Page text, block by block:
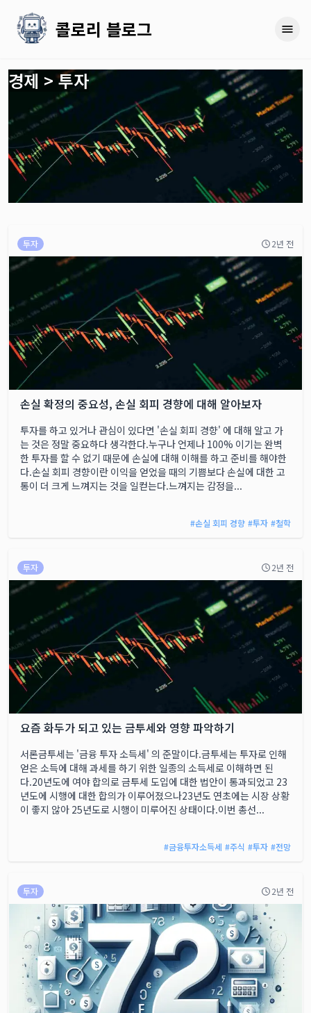
콜로리 블로그
경제 >투자
투자 2년 전
손실 확정의 중요성, 손실 회피 경향에 대해 알아보자
투자를 하고 있거나 관심이 있다면 '손실 회피 경향' 에 대해 알고 가
는 것은 정말 중요하다 생각한다.누구나 언제나 100% 이기는 완벽
한 투자를 할 수 없기 때문에 손실에 대해 이해를 하고 준비를 해야한
다.손실 회피 경향이란 이익을 얻었을 때의 기쁨보다 손실에 대한 고
통이 더 크게 느껴지는 것을 일컫는다.느껴지는 감정을...
#손실 회피 경향 #투자 #철학
투자 2년 전
요즘 화두가 되고 있는 금투세와 영향 파악하기
서론금투세는 '금융 투자 소득세' 의 준말이다.금투세는 투자로 인해
얻은 소득에 대해 과세를 하기 위한 일종의 소득세로 이해하면 된
다.20년도에 여야 합의로 금투세 도입에 대한 법안이 통과되었고 23
년도에 시행에 대한 합의가 이루어졌으나23년도 연초에는 시장 상황
이 좋지 않아 25년도로 시행이 미루어진 상태이다.이번 총선...
#금융투자소득세 #주식 #투자 #전망
투자 2년 전